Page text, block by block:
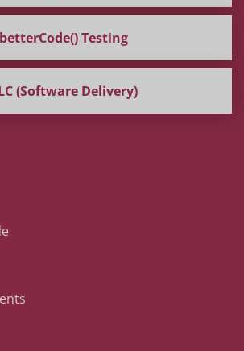
betterCode() Testing
(Software Delivery)